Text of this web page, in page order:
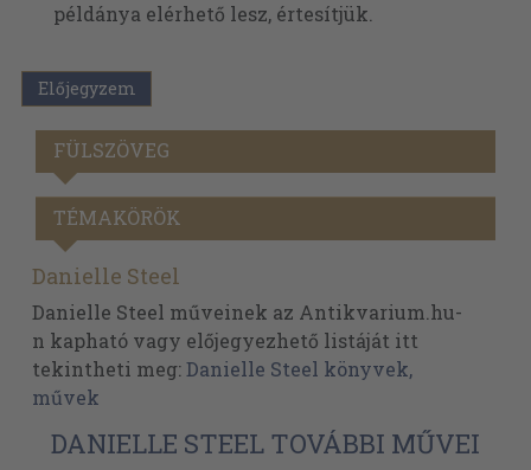
példánya elérhető lesz, értesítjük.
Előjegyzem
FÜLSZÖVEG
TÉMAKÖRÖK
Danielle Steel
Danielle Steel műveinek az Antikvarium.hu-
n kapható vagy előjegyezhető listáját itt
tekintheti meg:Danielle Steel könyvek,
művek
DANIELLE STEEL TOVÁBBI MŰVEI